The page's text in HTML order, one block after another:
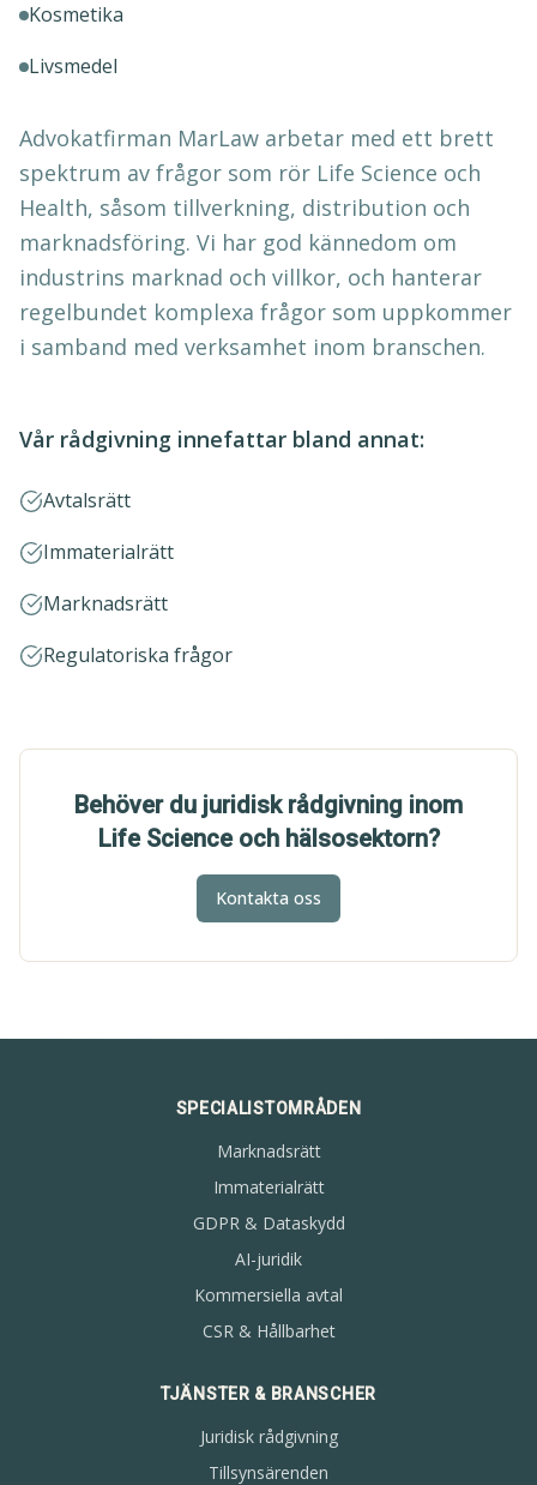
Kosmetika
Livsmedel
Advokatfirman MarLaw arbetar med ett brett
spektrum av frågor som rör Life Science och
Health, såsom tillverkning, distribution och
marknadsföring. Vi har god kännedom om
industrins marknad och villkor, och hanterar
regelbundet komplexa frågor som uppkommer
i samband med verksamhet inom branschen.
Vår rådgivning innefattar bland annat:
Avtalsrätt
Immaterialrätt
Marknadsrätt
Regulatoriska frågor
Behöver du juridisk rådgivning inom
Life Science och hälsosektorn?
Kontakta oss
SPECIALISTOMRÅDEN
Marknadsrätt
Immaterialrätt
GDPR & Dataskydd
AI-juridik
Kommersiella avtal
CSR & Hållbarhet
TJÄNSTER & BRANSCHER
Juridisk rådgivning
Tillsynsärenden